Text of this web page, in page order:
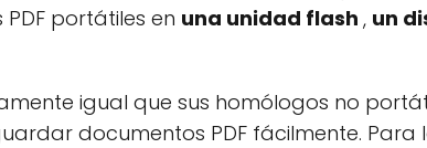
portátiles en una unidad flash , un
igual que sus homólogos no
documentos PDF fácilmente. Para